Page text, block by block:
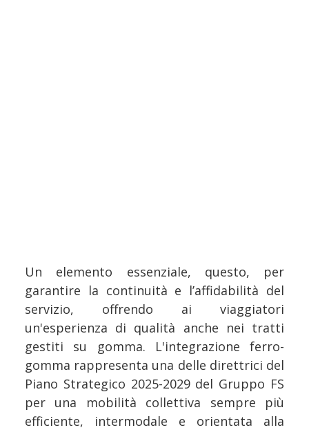
Un elemento essenziale, questo, per
garantire la continuità e l’affidabilità del
servizio, offrendo ai viaggiatori
un'esperienza di qualità anche nei tratti
gestiti su gomma. L'integrazione ferro-
gomma rappresenta una delle direttrici del
Piano Strategico 2025-2029 del Gruppo FS
per una mobilità collettiva sempre più
efficiente, intermodale e orientata alla